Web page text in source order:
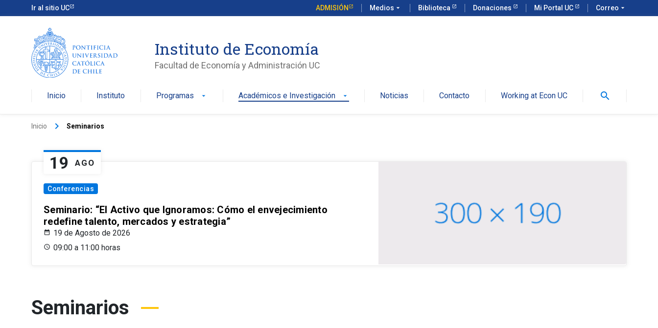
Ir al sitio UC ADMISIÓN Medios arrow_drop_down Biblioteca Donaciones Mi Portal UC Correo arrow_drop_down
Instituto de Economía
Facultad de Economía y Administración UC
Inicio Instituto Programas arrow_drop_down Académicos e Investigación arrow_drop_down Noticias Contacto Working at Econ UC search
Inicio keyboard_arrow_right Seminarios
19 AGO
Conferencias
Seminario: “El Activo que Ignoramos: Cómo el envejecimiento
redefine talento, mercados y estrategia”
19 de Agosto de 2026
09:00 a 11:00 horas
Seminarios